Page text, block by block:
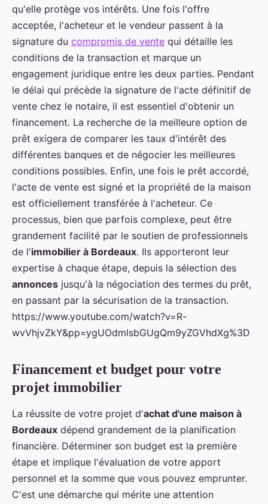
qu'elle protège vos intérêts. Une fois l'offre
acceptée, l'acheteur et le vendeur passent à la
signature du compromis de vente qui détaille les
conditions de la transaction et marque un
engagement juridique entre les deux parties. Pendant
le délai qui précède la signature de l'acte définitif de
vente chez le notaire, il est essentiel d'obtenir un
financement. La recherche de la meilleure option de
prêt exigera de comparer les taux d'intérêt des
différentes banques et de négocier les meilleures
conditions possibles. Enfin, une fois le prêt accordé,
l'acte de vente est signé et la propriété de la maison
est officiellement transférée à l'acheteur. Ce
processus, bien que parfois complexe, peut être
grandement facilité par le soutien de professionnels
de l'immobilier à Bordeaux. Ils apporteront leur
expertise à chaque étape, depuis la sélection des
annonces jusqu'à la négociation des termes du prêt,
en passant par la sécurisation de la transaction.
https://www.youtube.com/watch?v=R-
wvVhjvZkY&pp=ygUOdmlsbGUgQm9yZGVhdXg%3D
Financement et budget pour votre
projet immobilier
La réussite de votre projet d'achat d'une maison à
Bordeaux dépend grandement de la planification
financière. Déterminer son budget est la première
étape et implique l'évaluation de votre apport
personnel et la somme que vous pouvez emprunter.
C'est une démarche qui mérite une attention